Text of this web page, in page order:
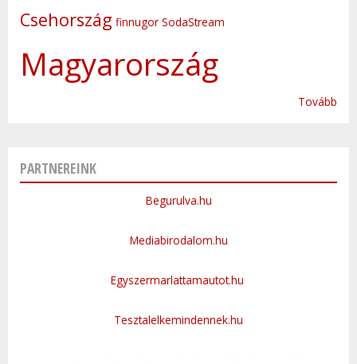
Csehország finnugor SodaStream
Magyarország
Tovább
PARTNEREINK
Begurulva.hu
Mediabirodalom.hu
Egyszermarlattamautot.hu
Tesztalelkemindennek.hu